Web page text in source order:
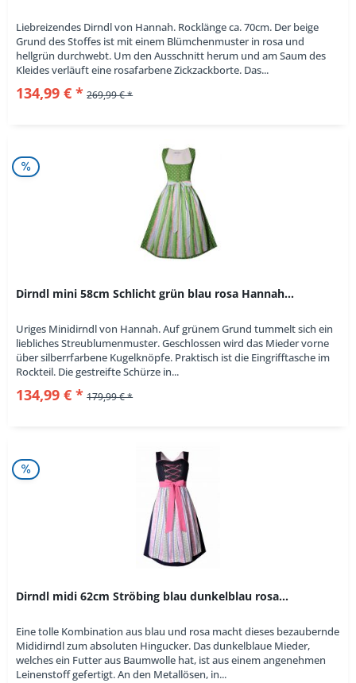
Liebreizendes Dirndl von Hannah. Rocklänge ca. 70cm. Der beige
Grund des Stoffes ist mit einem Blümchenmuster in rosa und
hellgrün durchwebt. Um den Ausschnitt herum und am Saum des
Kleides verläuft eine rosafarbene Zickzackborte. Das...
134,99 € * 269,99 € *
Dirndl mini 58cm Schlicht grün blau rosa Hannah...
Uriges Minidirndl von Hannah. Auf grünem Grund tummelt sich ein
liebliches Streublumenmuster. Geschlossen wird das Mieder vorne
über silberrfarbene Kugelknöpfe. Praktisch ist die Eingrifftasche im
Rockteil. Die gestreifte Schürze in...
134,99 € * 179,99 € *
Dirndl midi 62cm Ströbing blau dunkelblau rosa...
Eine tolle Kombination aus blau und rosa macht dieses bezaubernde
Mididirndl zum absoluten Hingucker. Das dunkelblaue Mieder,
welches ein Futter aus Baumwolle hat, ist aus einem angenehmen
Leinenstoff gefertigt. An den Metallösen, in...